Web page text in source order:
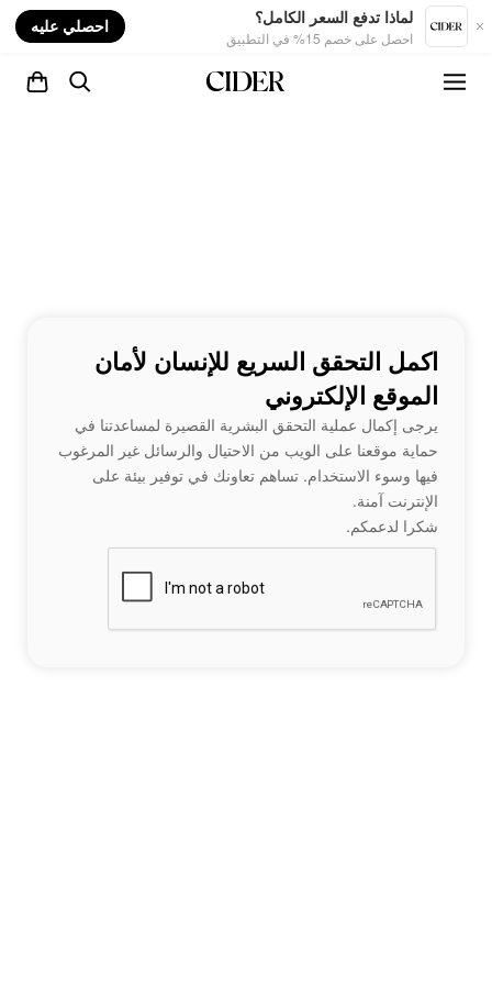
لماذا تدفع السعر الكامل؟
احصل على خصم 15% في التطبيق
احصلي عليه
اكمل التحقق السريع للإنسان لأمان
الموقع الإلكتروني
يرجى إكمال عملية التحقق البشرية القصيرة لمساعدتنا في
حماية موقعنا على الويب من الاحتيال والرسائل غير المرغوب
فيها وسوء الاستخدام. تساهم تعاونك في توفير بيئة على
الإنترنت آمنة.
شكرا لدعمكم.